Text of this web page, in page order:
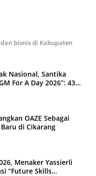
bisnis di Kabupaten
Nasional, Santika
For A Day 2026”: 43
OAZE Sebagai
di Cikarang
Menaker Yassierli
“Future Skills